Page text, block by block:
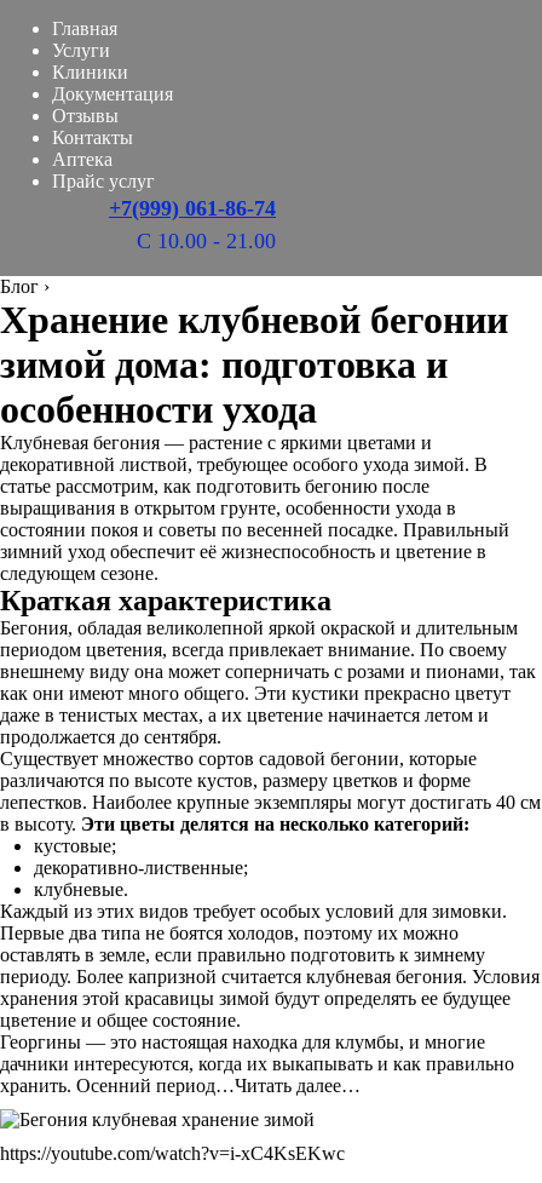
Главная
Услуги
Клиники
Документация
Отзывы
Контакты
Аптека
Прайс услуг
+7(999) 061-86-74
С 10.00 - 21.00
Блог ›
Хранение клубневой бегонии
зимой дома: подготовка и
особенности ухода
Клубневая бегония — растение с яркими цветами и
декоративной листвой, требующее особого ухода зимой. В
статье рассмотрим, как подготовить бегонию после
выращивания в открытом грунте, особенности ухода в
состоянии покоя и советы по весенней посадке. Правильный
зимний уход обеспечит её жизнеспособность и цветение в
следующем сезоне.
Краткая характеристика
Бегония, обладая великолепной яркой окраской и длительным
периодом цветения, всегда привлекает внимание. По своему
внешнему виду она может соперничать с розами и пионами, так
как они имеют много общего. Эти кустики прекрасно цветут
даже в тенистых местах, а их цветение начинается летом и
продолжается до сентября.
Существует множество сортов садовой бегонии, которые
различаются по высоте кустов, размеру цветков и форме
лепестков. Наиболее крупные экземпляры могут достигать 40 см
в высоту. Эти цветы делятся на несколько категорий:
кустовые;
декоративно-лиственные;
клубневые.
Каждый из этих видов требует особых условий для зимовки.
Первые два типа не боятся холодов, поэтому их можно
оставлять в земле, если правильно подготовить к зимнему
периоду. Более капризной считается клубневая бегония. Условия
хранения этой красавицы зимой будут определять ее будущее
цветение и общее состояние.
Георгины — это настоящая находка для клумбы, и многие
дачники интересуются, когда их выкапывать и как правильно
хранить. Осенний период…Читать далее…
https://youtube.com/watch?v=i-xC4KsEKwc